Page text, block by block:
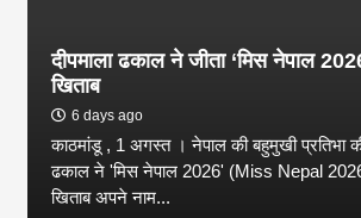
दीपमाला ढकाल ने जीता ‘मिस नेपाल
खिताब
6 days ago
काठमांडू , 1 अगस्त । नेपाल की बहुमुखी प्रतिभा
ढकाल ने 'मिस नेपाल 2026' (Miss Nepal
खिताब अपने नाम...